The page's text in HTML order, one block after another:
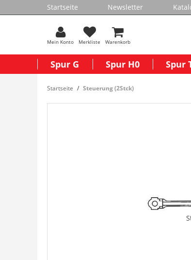
Startseite Newsletter
Mein Konto Merkliste Warenkorb
Spur G Spur H0 Spur
Startseite Steuerung (2Stck)